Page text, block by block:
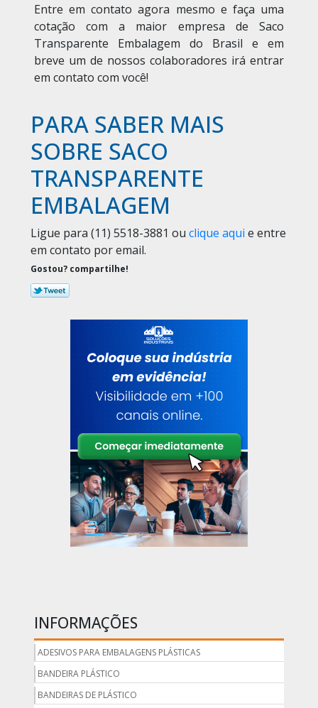
Entre em contato agora mesmo e faça uma
cotação com a maior empresa de Saco
Transparente Embalagem do Brasil e em
breve um de nossos colaboradores irá entrar
em contato com você!
PARA SABER MAIS
SOBRE SACO
TRANSPARENTE
EMBALAGEM
Ligue para (11) 5518-3881 ou clique aqui e entre
em contato por email.
Gostou? compartilhe!
INFORMAÇÕES
ADESIVOS PARA EMBALAGENS PLÁSTICAS
BANDEIRA PLÁSTICO
BANDEIRAS DE PLÁSTICO